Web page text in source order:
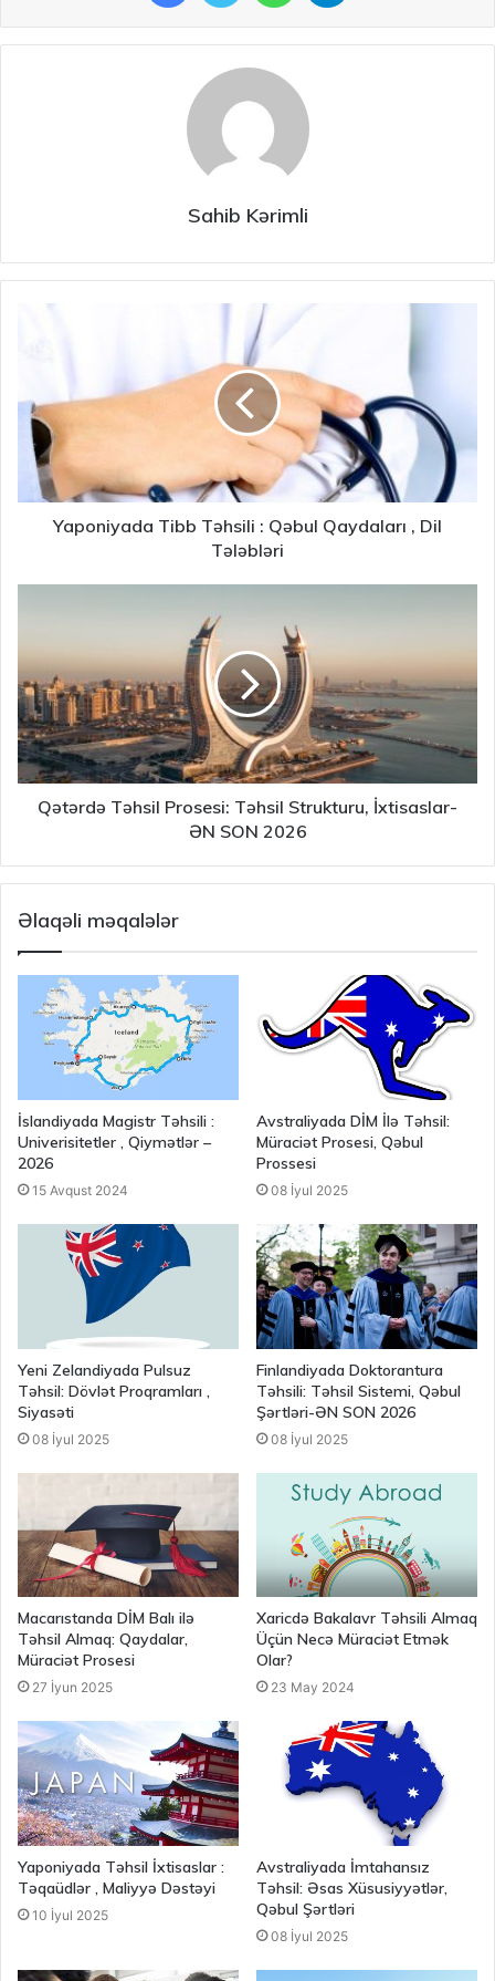
Sahib Kərimli
Yaponiyada Tibb Təhsili : Qəbul Qaydaları , Dil
Tələbləri
Qətərdə Təhsil Prosesi: Təhsil Strukturu, İxtisaslar-
ƏN SON 2026
Əlaqəli məqalələr
İslandiyada Magistr Təhsili :
Univerisitetler , Qiymətlər –
2026
15 Avqust 2024
Avstraliyada DİM İlə Təhsil:
Müraciət Prosesi, Qəbul
Prossesi
08 İyul 2025
Yeni Zelandiyada Pulsuz
Təhsil: Dövlət Proqramları ,
Siyasəti
08 İyul 2025
Finlandiyada Doktorantura
Təhsili: Təhsil Sistemi, Qəbul
Şərtləri-ƏN SON 2026
08 İyul 2025
Macarıstanda DİM Balı ilə
Təhsil Almaq: Qaydalar,
Müraciət Prosesi
27 İyun 2025
Xaricdə Bakalavr Təhsili Almaq
Üçün Necə Müraciət Etmək
Olar?
23 May 2024
Yaponiyada Təhsil İxtisaslar :
Təqaüdlər , Maliyyə Dəstəyi
10 İyul 2025
Avstraliyada İmtahansız
Təhsil: Əsas Xüsusiyyətlər,
Qəbul Şərtləri
08 İyul 2025